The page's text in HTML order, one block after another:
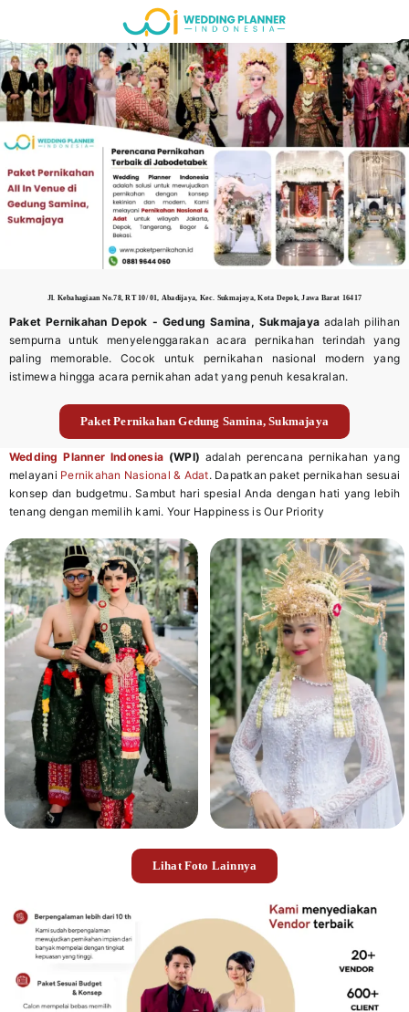
to
content
Jl. Kebahagiaan No.78, RT 10/ 01, Abadijaya, Kec. Sukmajaya, Kota Depok, Jawa Barat 16417
Paket Pernikahan Depok - Gedung Samina, Sukmajaya adalah pilihan
sempurna untuk menyelenggarakan acara pernikahan terindah yang
paling memorable. Cocok untuk pernikahan nasional modern yang
istimewa hingga acara pernikahan adat yang penuh kesakralan.
Paket Pernikahan Gedung Samina, Sukmajaya
Wedding Planner Indonesia (WPI) adalah perencana pernikahan yang
melayani Pernikahan Nasional & Adat. Dapatkan paket pernikahan sesuai
konsep dan budgetmu. Sambut hari spesial Anda dengan hati yang lebih
tenang dengan memilih kami. Your Happiness is Our Priority
Lihat Foto Lainnya